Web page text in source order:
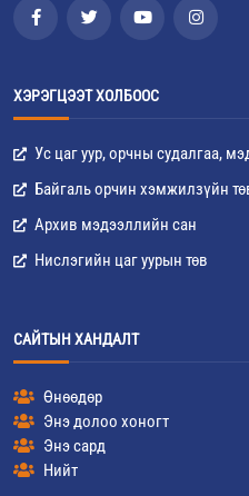
ХЭРЭГЦЭЭТ ХОЛБООС
Ус цаг уур, орчны судалгаа,
Байгаль орчин хэмжилзүйн
Архив мэдээллийн сан
Нислэгийн цаг уурын төв
САЙТЫН ХАНДАЛТ
Өнөөдөр
Энэ долоо хоногт
Энэ сард
Нийт